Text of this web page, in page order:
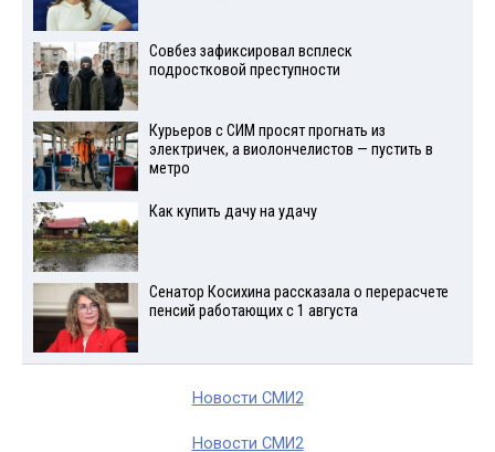
Совбез зафиксировал всплеск
подростковой преступности
Курьеров с СИМ просят прогнать из
электричек, а виолончелистов — пустить в
метро
Как купить дачу на удачу
Сенатор Косихина рассказала о перерасчете
пенсий работающих с 1 августа
Новости СМИ2
Новости СМИ2